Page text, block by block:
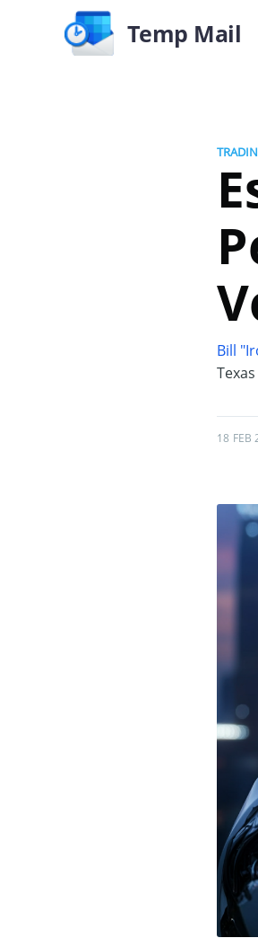
Temp Mail
Bill
18 FEB